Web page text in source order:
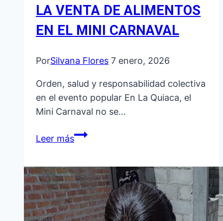
LA VENTA DE ALIMENTOS
EN EL MINI CARNAVAL
PorSilvana Flores 7 enero, 2026
Orden, salud y responsabilidad colectiva
en el evento popular En La Quiaca, el
Mini Carnaval no se…
Leer másREGISTRO
SANITARIO:
CLAVES
PARA
LA